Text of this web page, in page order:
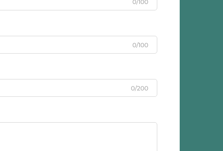
0/100
0/100
0/200